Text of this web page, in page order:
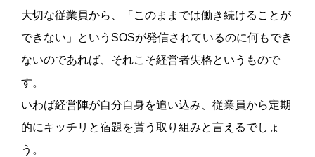
大切な従業員から、「このままでは働き続けることが
できない」というSOSが発信されているのに何もでき
ないのであれば、それこそ経営者失格というもので
す。
いわば経営陣が自分自身を追い込み、従業員から定期
的にキッチリと宿題を貰う取り組みと言えるでしょ
う。